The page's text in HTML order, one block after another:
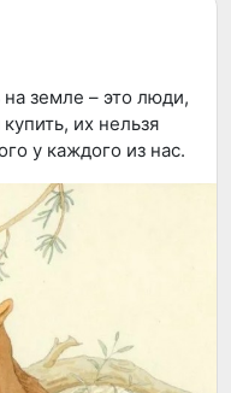
земле – это люди,
их нельзя
у каждого из нас.